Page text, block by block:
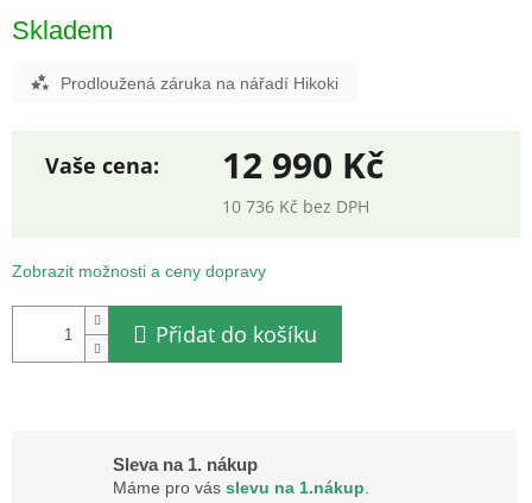
Skladem
Prodloužená záruka na nářadí Hikoki
12 990 Kč
10 736 Kč bez DPH
cena:
Zobrazit možnosti a ceny dopravy
Přidat do košíku
Sleva na 1. nákup
Máme pro vás slevu na 1.nákup